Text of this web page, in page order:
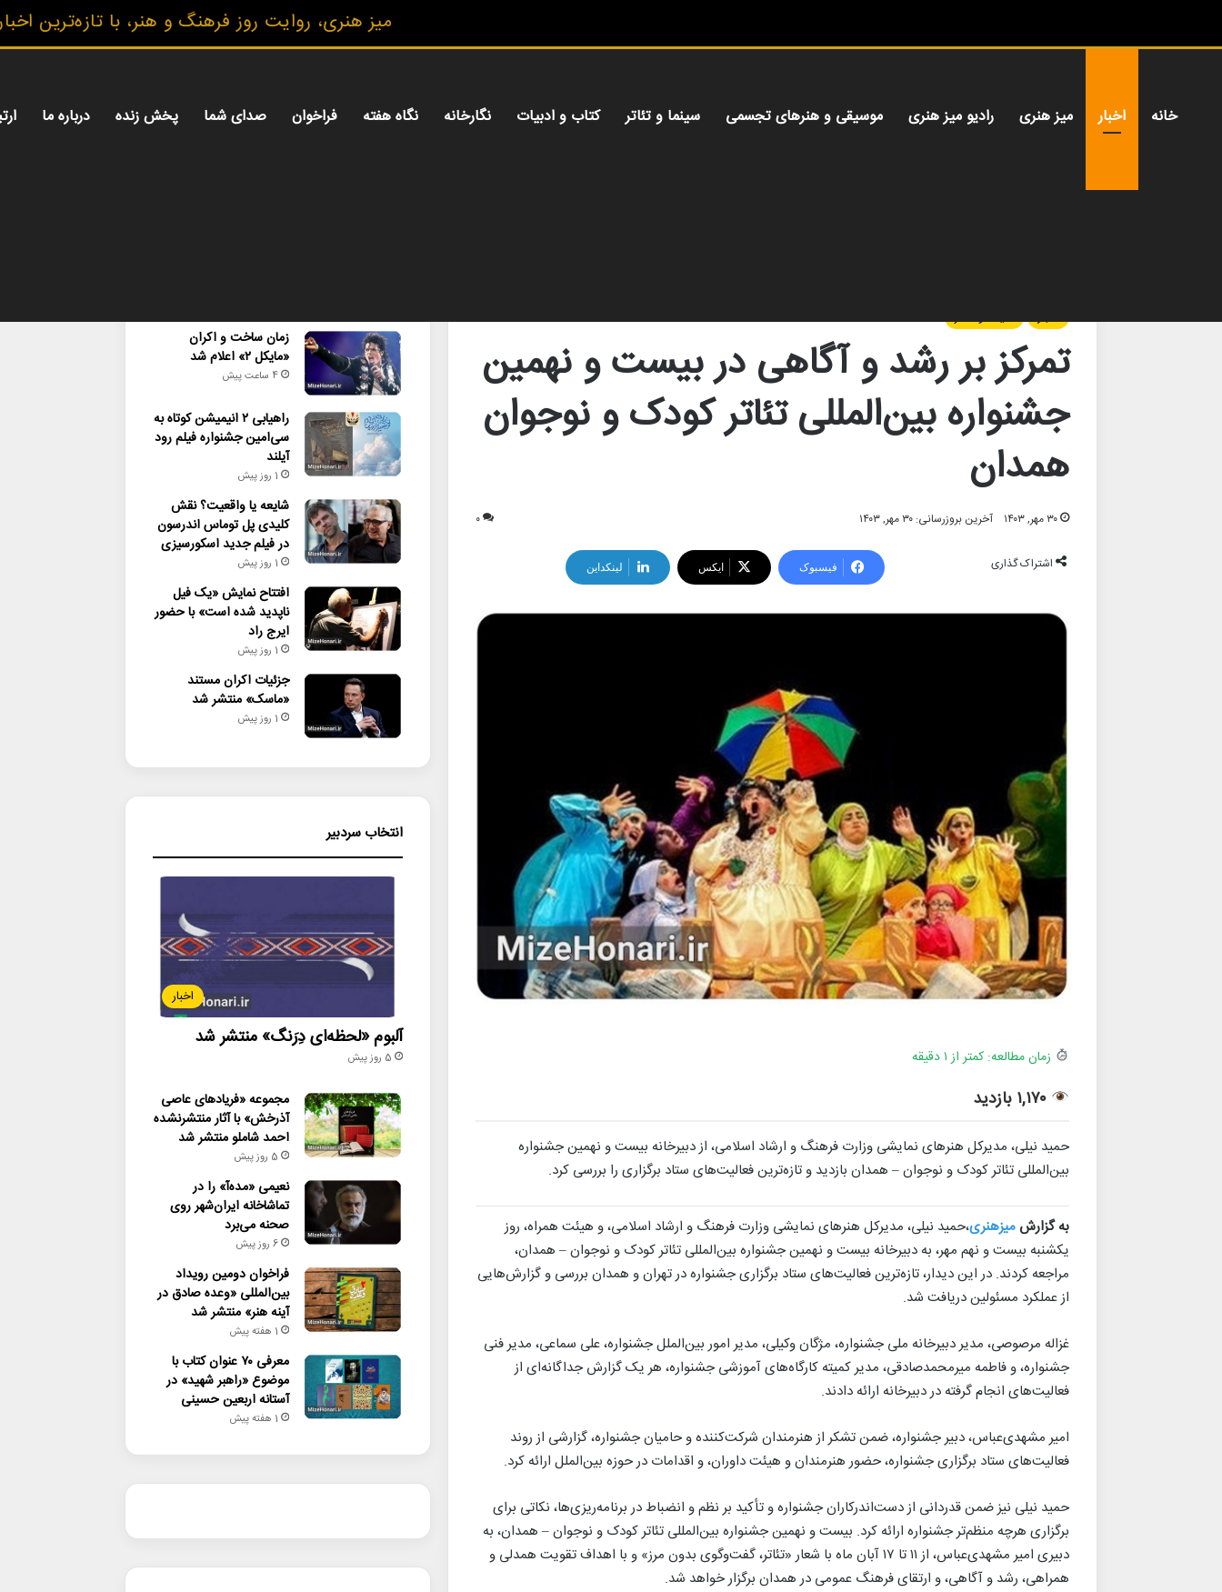
میز هنری، روایت روز فرهنگ و هنر، با تازه‌ترین اخبار،
خانه اخبار میز هنری رادیو میز هنری موسیقی و هنرهای تجسمی سینما و تئاتر کتاب و ادبیات نگارخانه نگاه هفته فراخوان صدای شما پخش زنده درباره ما
اخبار
سینما و تئاتر
تمرکز بر رشد و آگاهی در بیست و نهمین
جشنواره بین‌المللی تئاتر کودک و نوجوان
همدان
۳۰ مهر, ۱۴۰۳ آخرین بروزرسانی: ۳۰ مهر, ۱۴۰۳ ۰
اشتراک گذاری فیسبوک ایکس لینکداین
زمان مطالعه: کمتر از ۱ دقیقه
۱,۱۷۰ بازدید
حمید نیلی، مدیرکل هنرهای نمایشی وزارت فرهنگ و ارشاد اسلامی، از دبیرخانه بیست و نهمین جشنواره
بین‌المللی تئاتر کودک و نوجوان – همدان بازدید و تازه‌ترین فعالیت‌های ستاد برگزاری را بررسی کرد.
به گزارش میزهنری،حمید نیلی، مدیرکل هنرهای نمایشی وزارت فرهنگ و ارشاد اسلامی، و هیئت همراه، روز
یکشنبه بیست و نهم مهر، به دبیرخانه بیست و نهمین جشنواره بین‌المللی تئاتر کودک و نوجوان – همدان،
مراجعه کردند. در این دیدار، تازه‌ترین فعالیت‌های ستاد برگزاری جشنواره در تهران و همدان بررسی و گزارش‌هایی
از عملکرد مسئولین دریافت شد.
غزاله مرصوصی، مدیر دبیرخانه ملی جشنواره، مژگان وکیلی، مدیر امور بین‌الملل جشنواره، علی سماعی، مدیر فنی
جشنواره، و فاطمه میرمحمدصادقی، مدیر کمیته کارگاه‌های آموزشی جشنواره، هر یک گزارش جداگانه‌ای از
فعالیت‌های انجام گرفته در دبیرخانه ارائه دادند.
امیر مشهدی‌عباس، دبیر جشنواره، ضمن تشکر از هنرمندان شرکت‌کننده و حامیان جشنواره، گزارشی از روند
فعالیت‌های ستاد برگزاری جشنواره، حضور هنرمندان و هیئت داوران، و اقدامات در حوزه بین‌الملل ارائه کرد.
حمید نیلی نیز ضمن قدردانی از دست‌اندرکاران جشنواره و تأکید بر نظم و انضباط در برنامه‌ریزی‌ها، نکاتی برای
برگزاری هرچه منظم‌تر جشنواره ارائه کرد. بیست و نهمین جشنواره بین‌المللی تئاتر کودک و نوجوان – همدان، به
دبیری امیر مشهدی‌عباس، از ۱۱ تا ۱۷ آبان ماه با شعار «تئاتر، گفت‌و‌گوی بدون مرز» و با اهداف تقویت همدلی و
همراهی، رشد و آگاهی، و ارتقای فرهنگ عمومی در همدان برگزار خواهد شد.
زمان ساخت و اکران
«مایکل ۲» اعلام شد
4 ساعت پیش
راهیابی ۲ انیمیشن کوتاه به
سی‌امین جشنواره فیلم رود
آیلند
1 روز پیش
شایعه یا واقعیت؟ نقش
کلیدی پل توماس اندرسون
در فیلم جدید اسکورسیزی
1 روز پیش
افتتاح نمایش «یک فیل
ناپدید شده است» با حضور
ایرج راد
1 روز پیش
جزئیات اکران مستند
«ماسک» منتشر شد
1 روز پیش
انتخاب سردبیر
اخبار
آلبوم «لحظه‌ای دِرَنگ» منتشر شد
5 روز پیش
مجموعه «فریادهای عاصی
آذرخش» با آثار منتشرنشده
احمد شاملو منتشر شد
5 روز پیش
نعیمی «مده‌آ» را در
تماشاخانه ایران‌شهر روی
صحنه می‌برد
6 روز پیش
فراخوان دومین رویداد
بین‌المللی «وعده صادق در
آینه هنر» منتشر شد
1 هفته پیش
معرفی ۷۰ عنوان کتاب با
موضوع «راهبر شهید» در
آستانه اربعین حسینی
1 هفته پیش